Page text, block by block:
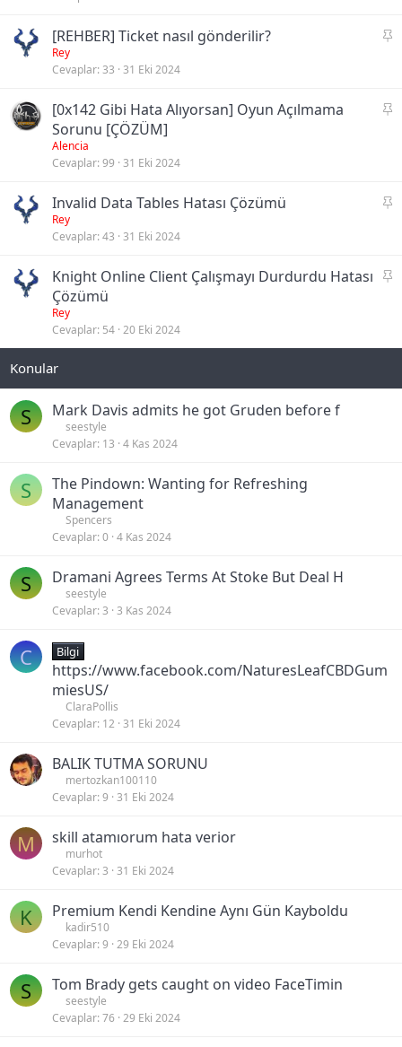
tS
t
[REHBER] Ticket nasıl gönderilir?
Rey
Cevaplar 33 31 Eki 2024
S
[0x142 Gibi Hata Alıyorsan] Oyun Açılmama
Sorunu [ÇÖZÜM]
Alencia
Cevaplar 99 31 Eki 2024
S
t
Invalid Data Tables Hatası Çözümü
Rey
Cevaplar 43 31 Eki 2024
S
t
Knight Online Client Çalışmayı Durdurdu Hatası
Çözümü
Rey
Cevaplar 54 20 Eki 2024
S Mark Davis admits he got Gruden before f
seestyle
Cevaplar 13 4 Kas 2024
S
The Pindown: Wanting for Refreshing
Management
Spencers
Cevaplar 0 4 Kas 2024
S Dramani Agrees Terms At Stoke But Deal H
seestyle
Cevaplar 3 3 Kas 2024
C Bilgi
https://www.facebook.com/NaturesLeafCBDGum
miesUS/
ClaraPollis
Cevaplar 12 31 Eki 2024
BALIK TUTMA SORUNU
mertozkan100110
Cevaplar 9 31 Eki 2024
M skill atamıorum hata verior
murhot
Cevaplar 3 31 Eki 2024
K Premium Kendi Kendine Aynı Gün Kayboldu
kadir510
Cevaplar 9 29 Eki 2024
S Tom Brady gets caught on video FaceTimin
seestyle
Cevaplar 76 29 Eki 2024